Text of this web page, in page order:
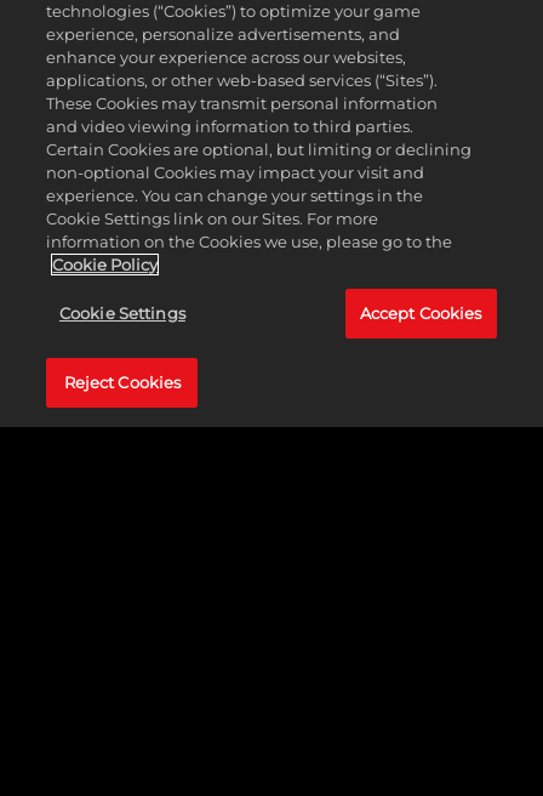
链式摔跤小游戏已更新，提供了更多控制选项。每位玩家将
选择他们想要执行的动作，例如切换到新的关节技、加大当
前关节技的力度，或是将对手推向绳索。随后，一个热点小
游戏将决定谁能赢得这一关节技并执行他们选择的动作。
链式摔跤不会在非标准类型比赛中发生，也不会在涉及新
“巨人”角色的比赛中出现。它还可以在游戏设置中进行自定
义。
这是玩家们强烈要求的新增内容，它增强了游戏的真实感，
提高了WWE比赛的还原度。
technologies (“Cookies”) to optimize your game
experience, personalize advertisements, and
enhance your experience across our websites,
applications, or other web-based services (“Sites”).
These Cookies may transmit personal information
and video viewing information to third parties.
Certain Cookies are optional, but limiting or declining
non-optional Cookies may impact your visit and
experience. You can change your settings in the
Cookie Settings link on our Sites. For more
information on the Cookies we use, please go to the
Cookie Policy
Cookie Settings Accept Cookies
Reject Cookies